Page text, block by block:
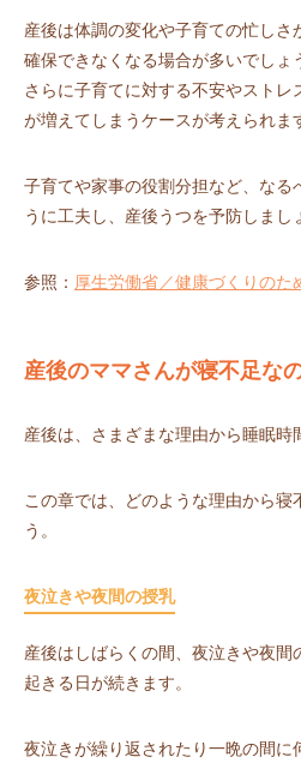
産後は体調の変化や子育ての忙しさ
確保できなくなる場合が多いでしょ
さらに子育てに対する不安やストレ
が増えてしまうケースが考えられま
子育てや家事の役割分担など、なる
うに工夫し、産後うつを予防しまし
参照： 厚生労働省／健康づくりのた
産後のママさんが寝不足な
産後は、さまざまな理由から睡眠時
この章では、どのような理由から寝
う。
夜泣きや夜間の授乳
産後はしばらくの間、夜泣きや夜間
起きる日が続きます。
夜泣きが繰り返されたり一晩の間に